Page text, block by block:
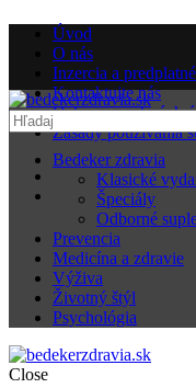
Úvod
O nás
Inzercia a predplatné
Kontaktujte nás
Ochrana osobných
Zásady používania
Bedeker zdravia
Klasické
Špeciály
Odborné
Prevencia
Medicína a zdravie
Výživa
Životný štýl
Psychológia
Close